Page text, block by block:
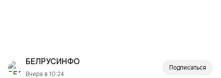
БЕЛРУСИНФО
Вчера в 10:24
Подписаться